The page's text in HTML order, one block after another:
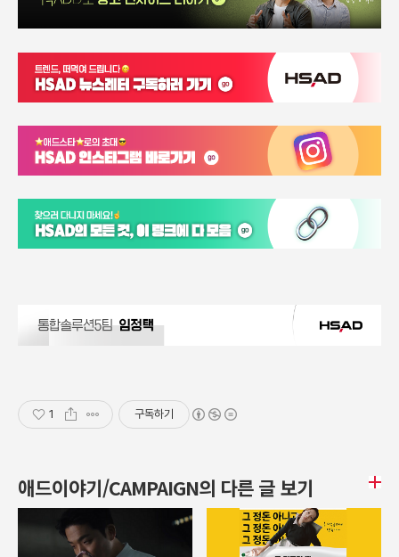
1 구독하기
애드이야기/CAMPAIGN의 다른 글 보기